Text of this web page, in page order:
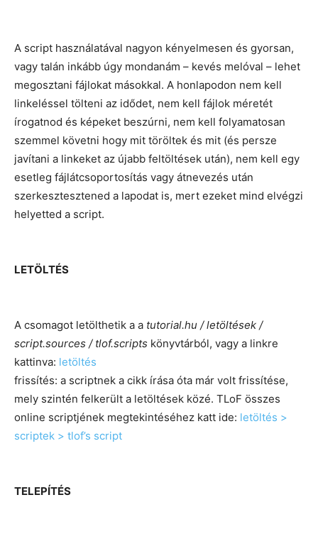
A script használatával nagyon kényelmesen és gyorsan,
vagy talán inkább úgy mondanám – kevés melóval – lehet
megosztani fájlokat másokkal. A honlapodon nem kell
linkeléssel tölteni az idődet, nem kell fájlok méretét
írogatnod és képeket beszúrni, nem kell folyamatosan
szemmel követni hogy mit töröltek és mit (és persze
javítani a linkeket az újabb feltöltések után), nem kell egy
esetleg fájlátcsoportosítás vagy átnevezés után
szerkesztesztened a lapodat is, mert ezeket mind elvégzi
helyetted a script.
LETÖLTÉS
A csomagot letölthetik a a tutorial.hu / letöltések /
script.sources / tlof.scripts könyvtárból, vagy a linkre
kattinva: letöltés
frissítés: a scriptnek a cikk írása óta már volt frissítése,
mely szintén felkerült a letöltések közé. TLoF összes
online scriptjének megtekintéséhez katt ide: letöltés >
scriptek > tlof’s script
TELEPÍTÉS